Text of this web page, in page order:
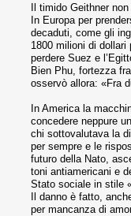
Il timido Geithner
In Europa per
decaduti, come gli
1800 milioni di
perdere Suez e
Bien Phu, fortezza
osservò allora: «Fra
In America la
concedere neppure
chi sottovalutava la
per sempre e le
futuro della Nato,
toni antiamericani e
Stato sociale in stile
Il danno è fatto,
per mancanza di